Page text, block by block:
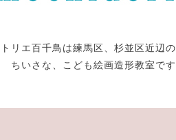
リエ百千鳥は練馬区、杉並区近辺の
ちいさな、こども絵画造形教室です